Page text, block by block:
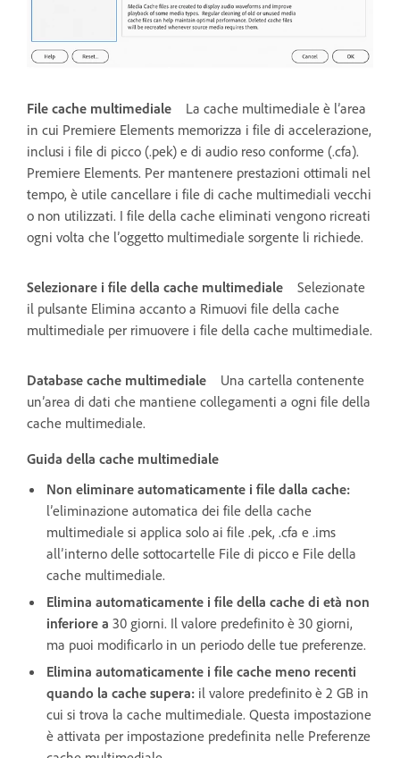
File cache multimediale
La cache multimediale è l’area
in cui Premiere Elements memorizza i file di accelerazione,
inclusi i file di picco (.pek) e di audio reso conforme (.cfa).
Premiere Elements. Per mantenere prestazioni ottimali nel
tempo, è utile cancellare i file di cache multimediali vecchi
o non utilizzati. I file della cache eliminati vengono ricreati
ogni volta che l’oggetto multimediale sorgente li richiede.
Selezionare i file della cache multimediale
Selezionate
il pulsante Elimina accanto a Rimuovi file della cache
multimediale per rimuovere i file della cache multimediale.
Database cache multimediale
Una cartella contenente
un’area di dati che mantiene collegamenti a ogni file della
cache multimediale.
Guida della cache multimediale
Non eliminare automaticamente i file dalla cache:
l’eliminazione automatica dei file della cache
multimediale si applica solo ai file .pek, .cfa e .ims
all’interno delle sottocartelle File di picco e File della
cache multimediale.
Elimina automaticamente i file della cache di età non
inferiore a 30 giorni. Il valore predefinito è 30 giorni,
ma puoi modificarlo in un periodo delle tue preferenze.
Elimina automaticamente i file cache meno recenti
quando la cache supera: il valore predefinito è 2 GB in
cui si trova la cache multimediale. Questa impostazione
è attivata per impostazione predefinita nelle Preferenze